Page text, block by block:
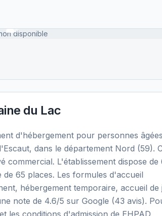
disponible
du Lac
d'hébergement pour personnes âgées
dans le département Nord (59).
commercial. L'établissement dispose de
65 places. Les formules d'accueil
hébergement temporaire, accueil de
note de 4.6/5 sur Google (43 avis).
les conditions d'admission de EHPAD